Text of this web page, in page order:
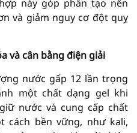
này góp phần tạo nên
và giảm nguy cơ đột quỵ
và cân bằng điện giải
nước gấp 12 lần trọng
một chất dạng gel khi
nước và cung cấp chất
cách bền vững, như kali,